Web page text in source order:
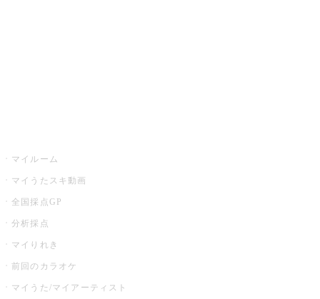
マイルーム
マイうたスキ動画
全国採点GP
分析採点
マイりれき
前回のカラオケ
マイうた/マイアーティスト